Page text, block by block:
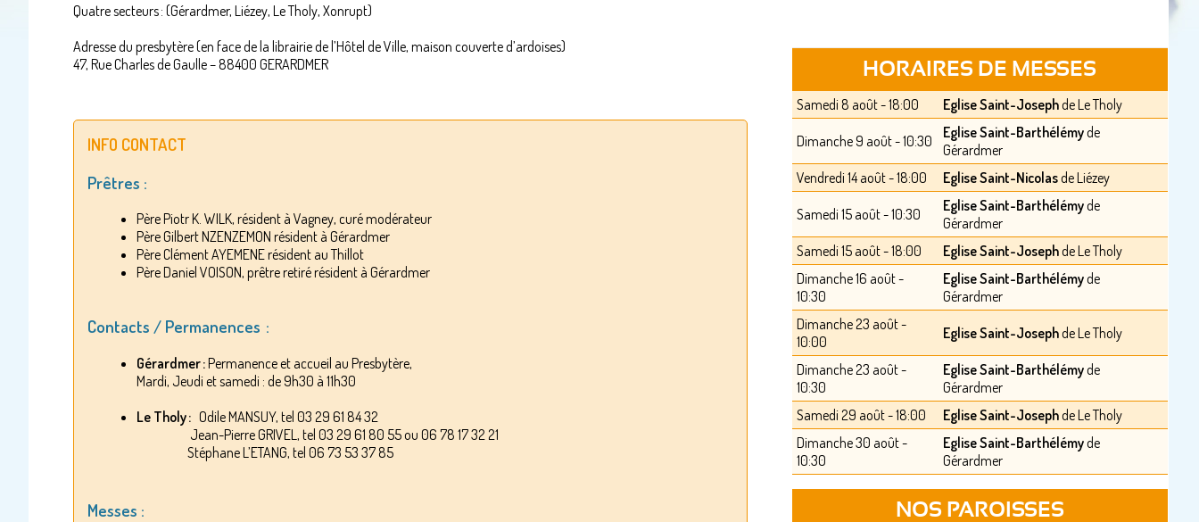
Quatre secteurs : (Gérardmer, Liézey, Le Tholy, Xonrupt)
Adresse du presbytère (en face de la librairie de l’Hôtel de Ville, maison couverte d’ardoises)
47, Rue Charles de Gaulle – 88400 GERARDMER
INFO CONTACT
Prêtres :
Père Piotr K. WILK, résident à Vagney, curé modérateur
Père Gilbert NZENZEMON résident à Gérardmer
Père Clément AYEMENE résident au Thillot
Père Daniel VOISON, prêtre retiré résident à Gérardmer
Contacts / Permanences :
Gérardmer :Permanence et accueil au Presbytère,
Mardi, Jeudi et samedi : de 9h30 à 11h30
Le Tholy : Odile MANSUY, tel 03 29 61 84 32
Jean-Pierre GRIVEL, tel 03 29 61 80 55 ou 06 78 17 32 21
Stéphane L’ETANG, tel 06 73 53 37 85
Messes :
HORAIRES DE MESSES
Samedi 8 août - 18:00 Eglise Saint-Josephde Le Tholy
Dimanche 9 août - 10:30 Eglise Saint-Barthélémyde
Gérardmer
Vendredi 14 août - 18:00
Eglise Saint-Nicolasde Liézey
Samedi 15 août - 10:30 Eglise Saint-Barthélémyde
Gérardmer
Samedi 15 août - 18:00
Eglise Saint-Josephde Le Tholy
Dimanche 16 août -
10:30
Eglise Saint-Barthélémyde
Gérardmer
Dimanche 23 août -
10:00
Eglise Saint-Josephde Le Tholy
Dimanche 23 août -
10:30
Eglise Saint-Barthélémyde
Gérardmer
Samedi 29 août - 18:00
Eglise Saint-Josephde Le Tholy
Dimanche 30 août -
10:30
Eglise Saint-Barthélémyde
Gérardmer
NOS PAROISSES